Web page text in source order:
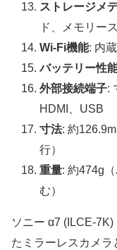
ストレージメ
ド、メモリー
Wi-Fi機能: 内
バッテリー性
外部接続端子:
HDMI、USB
寸法: 約
行）
重量: 約474g
む）
ソニー α7 (ILCE-
たミラーレスカメ